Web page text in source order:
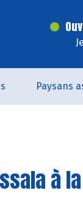
Paysans
à